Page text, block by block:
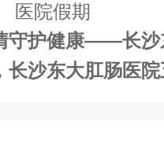
医院假期
守护健康——长沙
长沙东大肛肠医